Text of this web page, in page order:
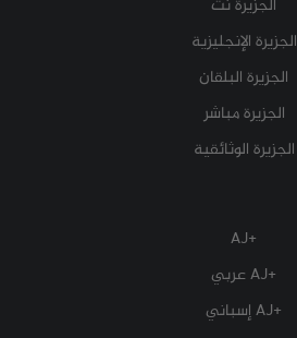
الجزيرة نت
الجزيرة الإنجليزية
الجزيرة البلقان
الجزيرة مباشر
الجزيرة الوثائقية
+AJ
+AJ عربي
+AJ إسباني